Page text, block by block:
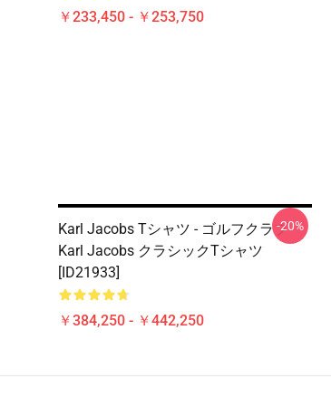
￥233,450 - ￥253,750
Karl Jacobs Tシャツ - ゴルフクラブ
Karl Jacobs クラシックTシャツ
[ID21933]
￥384,250 - ￥442,250
-20%